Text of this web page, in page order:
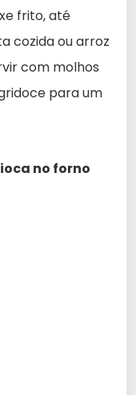
frito, até
cozida ou arroz
com molhos
para um
no forno